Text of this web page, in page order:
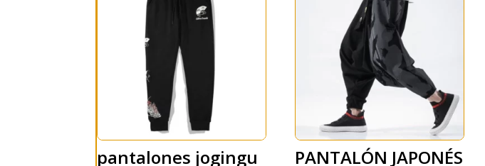
pantalones jogingu PANTALÓN JAPONÉS